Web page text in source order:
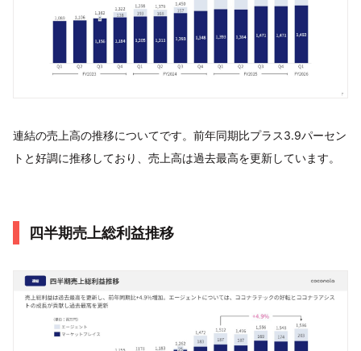
連結の売上高の推移についてです。前年同期比プラス3.9パーセン
トと好調に推移しており、売上高は過去最高を更新しています。
四半期売上総利益推移